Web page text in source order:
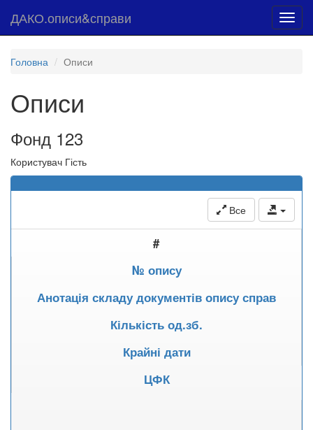
ДАКО.описи&справи
Головна Описи
Описи
Фонд 123
Користувач Гість
Все
#
№ опису
Анотація складу документів опису справ
Кількість од.зб.
Крайні дати
ЦФК